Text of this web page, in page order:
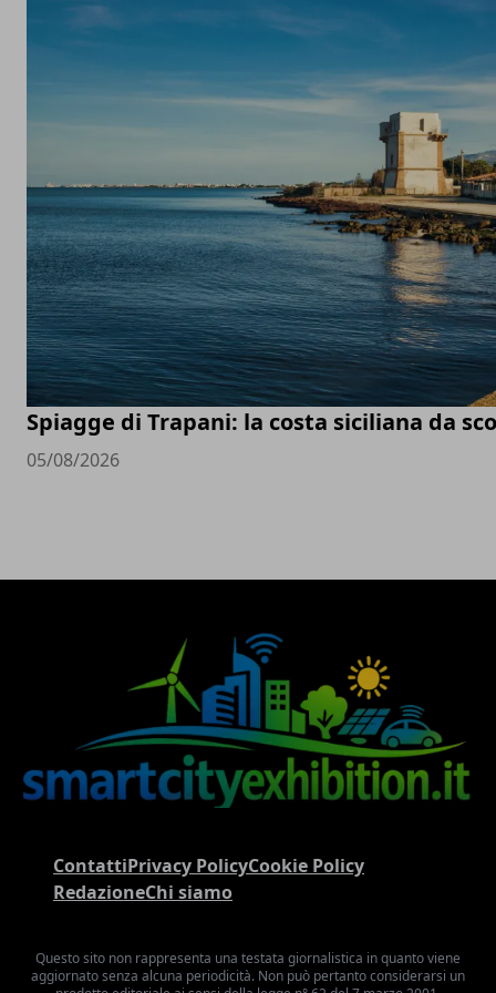
Spiagge di Trapani: la costa siciliana da
05/08/2026
ContattiPrivacy PolicyCookie Policy
RedazioneChi siamo
Questo sito non rappresenta una testata giornalistica in quanto viene
aggiornato senza alcuna periodicità. Non può pertanto considerarsi un